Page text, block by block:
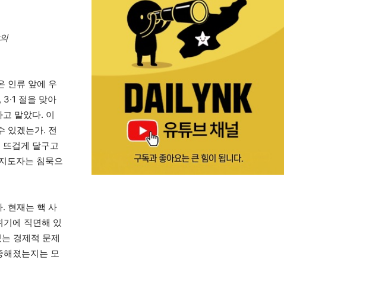
인류 앞에 우
절을 맞아
말았다. 이
있겠는가. 전
겁게 달구고
도자는 침묵으
현재는 핵 사
에 직면해 있
경제적 문제
해졌는지는 모